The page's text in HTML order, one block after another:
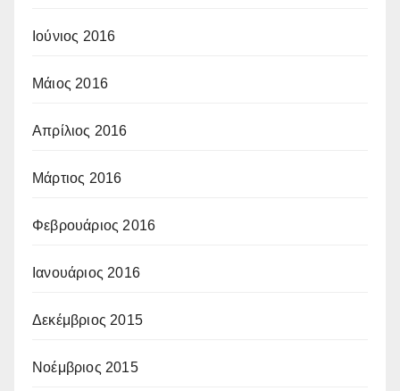
Ιούνιος 2016
Μάιος 2016
Απρίλιος 2016
Μάρτιος 2016
Φεβρουάριος 2016
Ιανουάριος 2016
Δεκέμβριος 2015
Νοέμβριος 2015